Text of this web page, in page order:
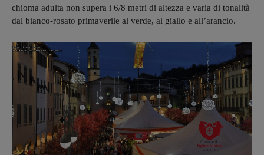
chioma adulta non supera i 6/8 metri di altezza e varia di tonalità
dal bianco-rosato primaverile al verde, al giallo e all’arancio.